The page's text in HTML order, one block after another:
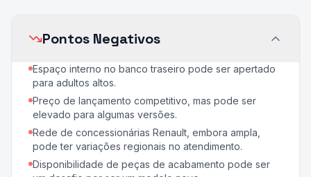
Pontos Negativos
Espaço interno no banco traseiro pode ser apertado
para adultos altos.
Preço de lançamento competitivo, mas pode ser
elevado para algumas versões.
Rede de concessionárias Renault, embora ampla,
pode ter variações regionais no atendimento.
Disponibilidade de peças de acabamento pode ser